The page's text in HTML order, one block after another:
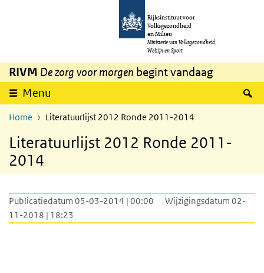
Overslaan en naar de inhoud gaan
Rijksinstituut voor
Volksgezondheid
en Milieu
Ministerie van Volksgezondheid,
Welzijn en Sport
RIVM De zorg voor morgen begint vandaag
Menu
Home Literatuurlijst 2012 Ronde 2011-2014
Literatuurlijst 2012 Ronde 2011-
2014
Publicatiedatum 05-03-2014 | 00:00
Wijzigingsdatum 02-
11-2018 | 18:23